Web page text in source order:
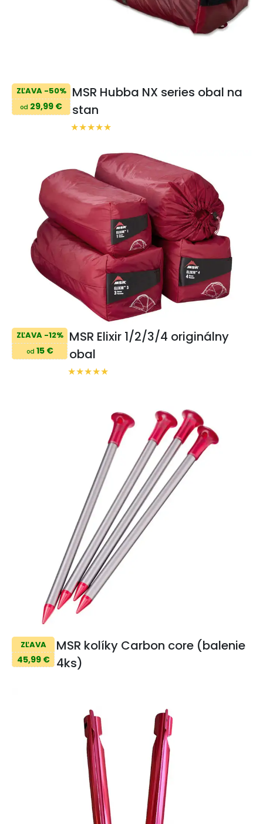
ZĽAVA -50%
od 29,99 €
MSR Hubba NX series obal na
stan
ZĽAVA -12%
od 15 €
MSR Elixir 1/2/3/4 originálny
obal
ZĽAVA
45,99 €
MSR kolíky Carbon core (balenie
4ks)